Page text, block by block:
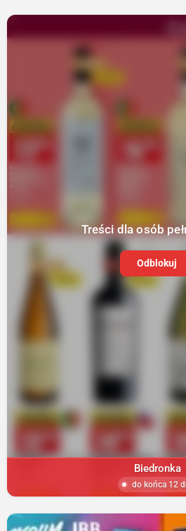
Treści dla osób
Odblokuj
Biedronka
do końca 12